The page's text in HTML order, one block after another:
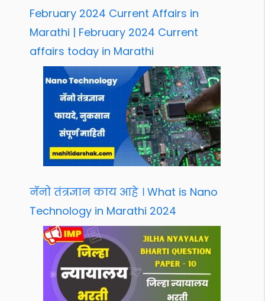
February 2024 Current Affairs in
Marathi | February 2024 Current
affairs today in Marathi
नॅनो तंत्रज्ञान काय आहे । What is Nano
Technology in Marathi 2024